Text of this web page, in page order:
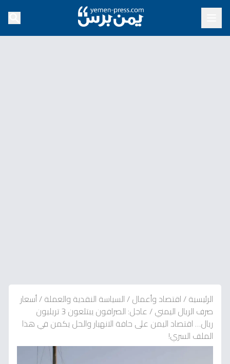
الرئيسية/اقتصاد وأعمال/السياسة النقدية والعملة/أسعار
صرف الريال اليمني/
عاجل: الصرافون يبتلعون 3 تريليون
ريال… اقتصاد اليمن على حافة الانهيار والحل يكمن في هذا
الملف السري!